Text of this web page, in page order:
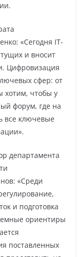
«Сегодня IT-
и вносит
Цифровизация
сфер: от
чтобы у
форум, где на
все ключевые
департамента
«Среди
и подготовка
ориентиры
поставленных